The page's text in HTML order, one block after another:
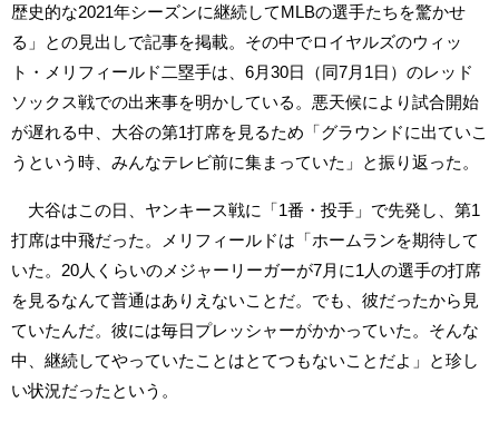
歴史的な2021年シーズンに継続してMLBの選手たちを驚かせ
る」との見出しで記事を掲載。その中でロイヤルズのウィッ
ト・メリフィールド二塁手は、6月30日（同7月1日）のレッド
ソックス戦での出来事を明かしている。悪天候により試合開始
が遅れる中、大谷の第1打席を見るため「グラウンドに出ていこ
うという時、みんなテレビ前に集まっていた」と振り返った。
大谷はこの日、ヤンキース戦に「1番・投手」で先発し、第1
打席は中飛だった。メリフィールドは「ホームランを期待して
いた。20人くらいのメジャーリーガーが7月に1人の選手の打席
を見るなんて普通はありえないことだ。でも、彼だったから見
ていたんだ。彼には毎日プレッシャーがかかっていた。そんな
中、継続してやっていたことはとてつもないことだよ」と珍し
い状況だったという。